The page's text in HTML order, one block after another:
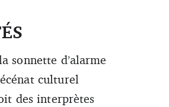
sonnette d’alarme
culturel
des interprètes